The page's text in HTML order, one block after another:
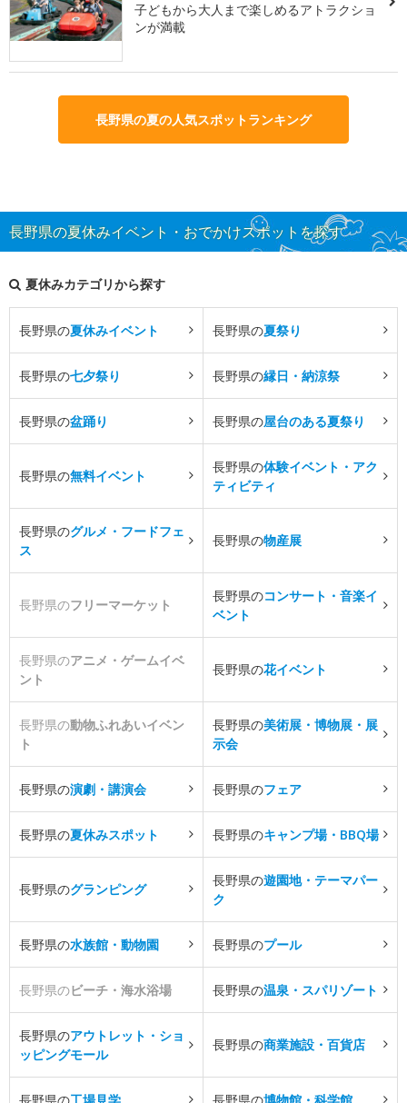
子どもから大人まで楽しめるアトラクショ
ンが満載
長野県の夏の人気スポットランキング
長野県の夏休みイベント・おでかけスポットを探す
夏休みカテゴリから探す
長野県の夏休みイベント 長野県の夏祭り
長野県の七夕祭り 長野県の縁日・納涼祭
長野県の盆踊り 長野県の屋台のある夏祭り
長野県の無料イベント
長野県の体験イベント・アク
ティビティ
長野県のグルメ・フードフェ
ス
長野県の物産展
長野県のフリーマーケット
長野県のコンサート・音楽イ
ベント
長野県のアニメ・ゲームイベ
ント
長野県の花イベント
長野県の動物ふれあいイベン
ト
長野県の美術展・博物展・展
示会
長野県の演劇・講演会 長野県のフェア
長野県の夏休みスポット 長野県のキャンプ場・BBQ場
長野県のグランピング
長野県の遊園地・テーマパー
ク
長野県の水族館・動物園 長野県のプール
長野県のビーチ・海水浴場 長野県の温泉・スパリゾート
長野県のアウトレット・ショ
ッピングモール
長野県の商業施設・百貨店
長野県の工場見学 長野県の博物館・科学館